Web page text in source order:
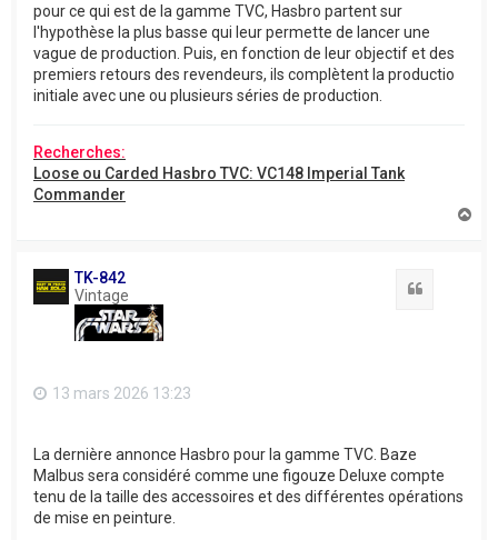
pour ce qui est de la gamme TVC, Hasbro partent sur
l'hypothèse la plus basse qui leur permette de lancer une
vague de production. Puis, en fonction de leur objectif et des
premiers retours des revendeurs, ils complètent la productio
initiale avec une ou plusieurs séries de production.
Recherches:
Loose ou Carded Hasbro TVC: VC148 Imperial Tank
Commander
TK-842
Vintage
13 mars 2026 13:23
La dernière annonce Hasbro pour la gamme TVC. Baze
Malbus sera considéré comme une figouze Deluxe compte
tenu de la taille des accessoires et des différentes opérations
de mise en peinture.